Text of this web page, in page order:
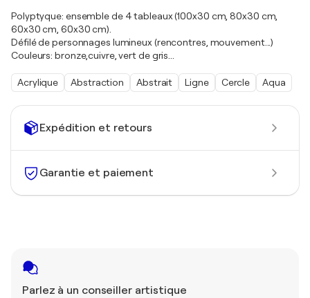
Expédition et retours
Garantie et paiement
Parlez à un conseiller artistique
Polyptyque: ensemble de 4 tableaux (100x30 cm, 80x30 cm,
60x30 cm, 60x30 cm).
Défilé de personnages lumineux (rencontres, mouvement...)
Couleurs: bronze,cuivre, vert de gris...
Acrylique Abstraction Abstrait Ligne Cercle Aqua